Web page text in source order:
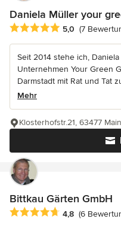
Daniela Müller your
Durchschnittliche
5,0 (7
Seit 2014 stehe ich,
Unternehmen Your Green
Darmstadt mit Rat und Tat
Mehr
Klosterhofstr.21, 63477
Bittkau Gärten GmbH
Durchschnittliche
4,8 (6